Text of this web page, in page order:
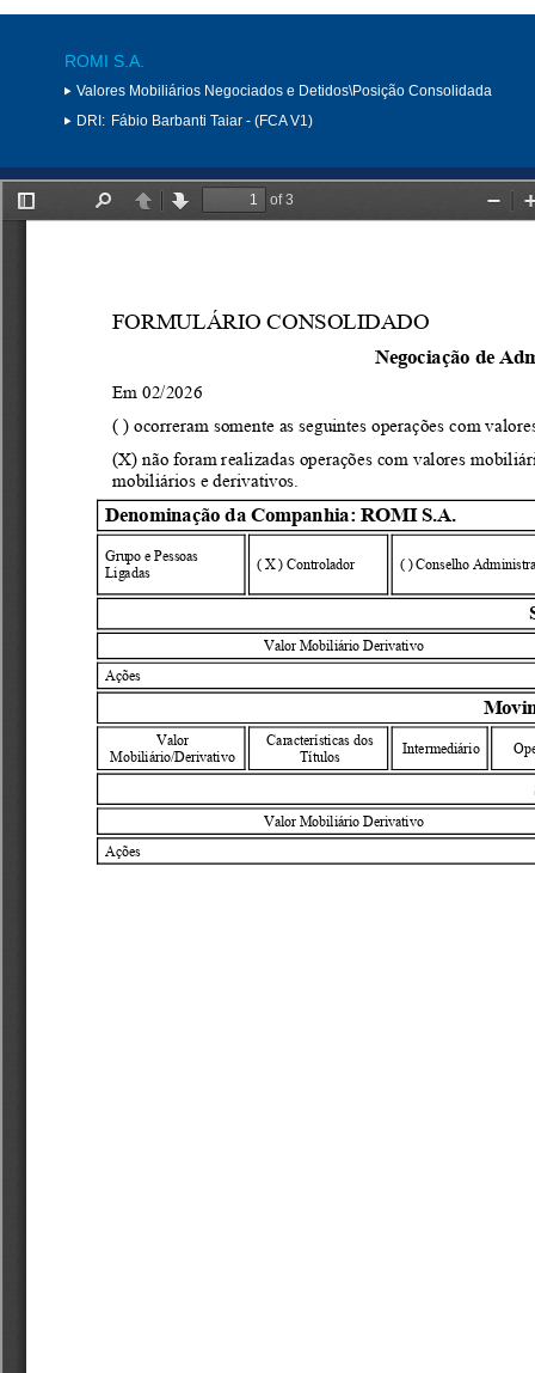
ROMI S.A.
Valores Mobiliários Negociados e Detidos\Posição Consolidada
DRI: Fábio Barbanti Taiar - (FCA V1)